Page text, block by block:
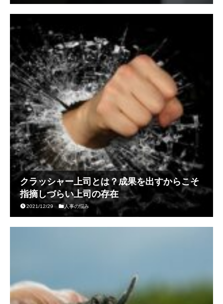
クラッシャー上司とは？成果を出すからこそ
指摘しづらい上司の存在
2021/12/29 人事の悩み